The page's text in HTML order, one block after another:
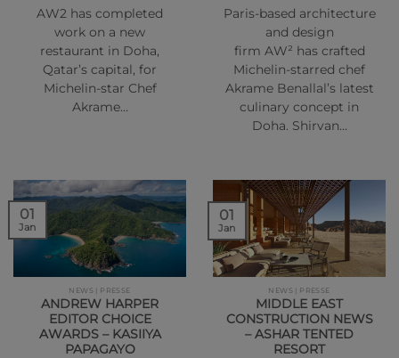
AW2 has completed
work on a new
restaurant in Doha,
Qatar’s capital, for
Michelin-star Chef
Akrame…
Paris-based architecture
and design
firm AW² has crafted
Michelin-starred chef
Akrame Benallal’s latest
culinary concept in
Doha. Shirvan…
NEWS | PRESSE
ANDREW HARPER
EDITOR CHOICE
AWARDS – KASIIYA
PAPAGAYO
01
Jan
NEWS | PRESSE
MIDDLE EAST
CONSTRUCTION NEWS
– ASHAR TENTED
RESORT
01
Jan